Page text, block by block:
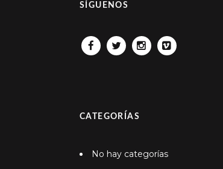
SÍGUENOS
FACEBOOK
TWITTERINSTAGRAM
VIMEO
CATEGORÍAS
No hay categorías